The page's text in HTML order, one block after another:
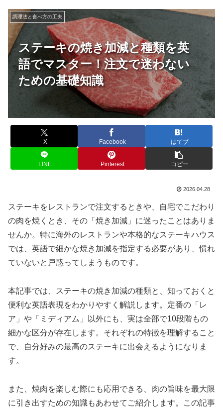
ステーキの焼き加減と種類を英
語でマスター！注文で迷わない
ための基礎知識
調理法と食べ方の工夫
X Facebook はてブ
LINE Pinterest コピー
2026.04.28
ステーキをレストランで注文するときや、自宅でこだわり
の肉を焼くとき、その「焼き加減」に迷ったことはありま
せんか。特に海外のレストランや本格的なステーキハウス
では、英語で細かな焼き加減を指定する必要があり、慣れ
ていないと戸惑ってしまうものです。
本記事では、ステーキの焼き加減の種類と、知っておくと
便利な英語表現をわかりやすく解説します。定番の「レ
ア」や「ミディアム」以外にも、実は全部で10段階もの
細かな区分が存在します。それぞれの特徴を理解すること
で、自分好みの最高のステーキに出会えるようになりま
す。
また、焼肉を楽しむ際にも応用できる、肉の旨味を最大限
に引き出すための知識もあわせてご紹介します。この記事